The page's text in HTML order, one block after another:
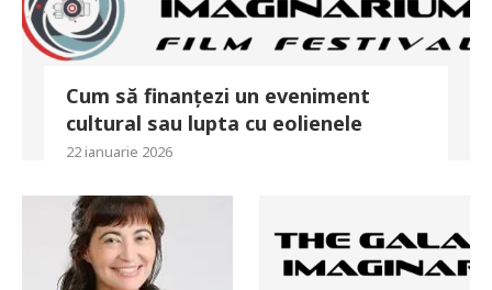
Cum să finanțezi un eveniment
cultural sau lupta cu eolienele
22 ianuarie 2026